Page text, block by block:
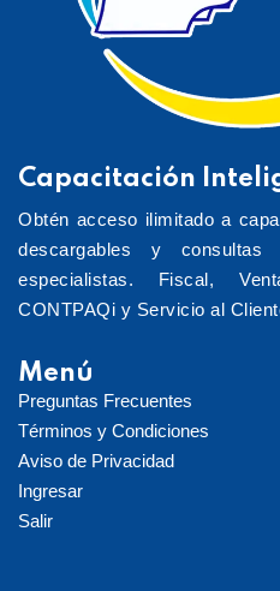
Capacitación
Obtén acceso ilimitado a
descargables y consultas
especialistas. Fiscal,
CONTPAQi y Servicio al
Menú
Preguntas Frecuentes
Términos y Condiciones
Aviso de Privacidad
Ingresar
Salir